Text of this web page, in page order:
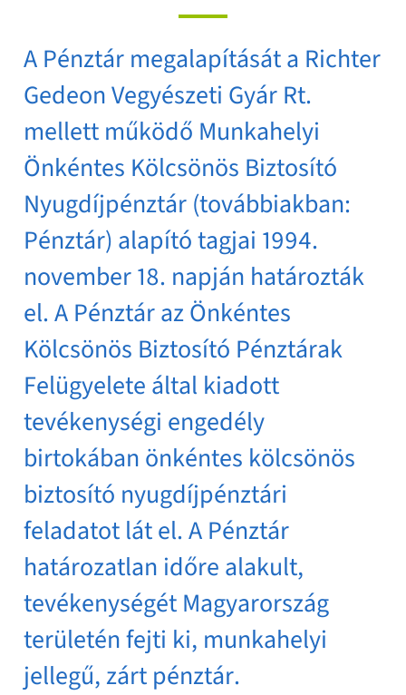
A Pénztár megalapítását a Richter
Gedeon Vegyészeti Gyár Rt.
mellett működő Munkahelyi
Önkéntes Kölcsönös Biztosító
Nyugdíjpénztár (továbbiakban:
Pénztár) alapító tagjai 1994.
november 18. napján határozták
el. A Pénztár az Önkéntes
Kölcsönös Biztosító Pénztárak
Felügyelete által kiadott
tevékenységi engedély
birtokában önkéntes kölcsönös
biztosító nyugdíjpénztári
feladatot lát el. A Pénztár
határozatlan időre alakult,
tevékenységét Magyarország
területén fejti ki, munkahelyi
jellegű, zárt pénztár.